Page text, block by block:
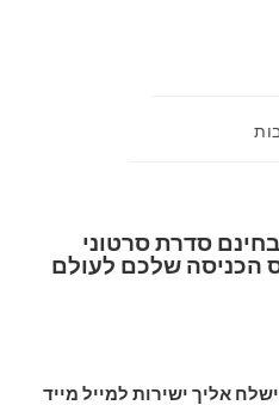
סדרת סרטוני
הכניסה שלכם לעולם
אליך ישירות למייל מייד